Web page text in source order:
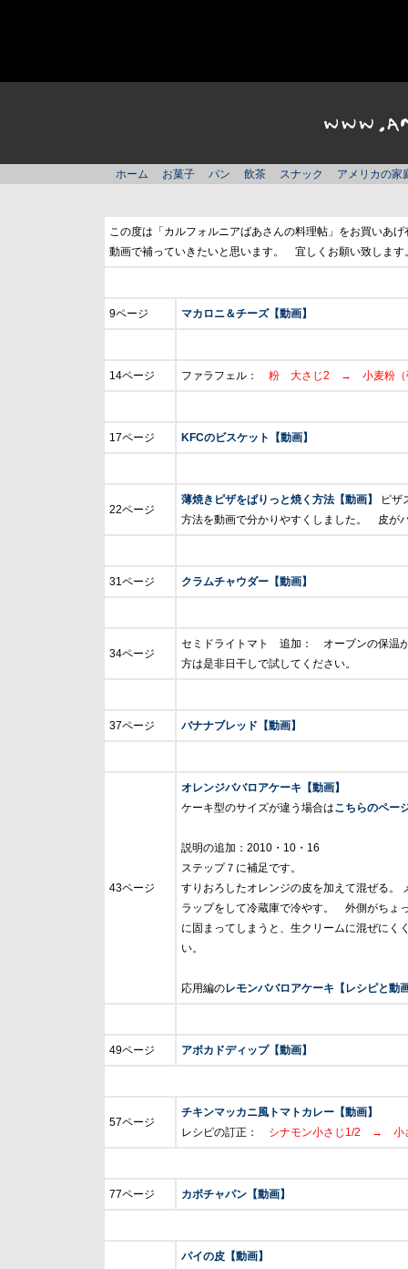
ホーム お菓子 パン 飲茶 スナック アメリカの家
この度は「カルフォルニアばあさんの料理帖」をお買いあ
動画で補っていきたいと思います。 宜しくお願い致します
9ページ マカロニ＆チーズ【動画】
14ページ ファラフェル： 粉 大さじ2 → 小麦粉（
17ページ KFCのビスケット【動画】
22ページ
薄焼きピザをぱりっと焼く方法【動画】
ピザ
方法を動画で分かりやすくしました。 皮が
31ページ クラムチャウダー【動画】
34ページ
セミドライトマト 追加： オーブンの保温
方は是非日干しで試してください。
37ページ バナナブレッド【動画】
43ページ
オレンジババロアケーキ【動画】
ケーキ型のサイズが違う場合はこちらのペー
説明の追加：2010・10・16
ステップ７に補足です。
すりおろしたオレンジの皮を加えて混ぜる。
ラップをして冷蔵庫で冷やす。 外側がち
に固まってしまうと、生クリームに混ぜにく
い。
応用編のレモンババロアケーキ【レシピと動
49ページ アボカドディップ【動画】
57ページ
チキンマッカニ風トマトカレー【動画】
レシピの訂正： シナモン小さじ1/2 → 小
77ページ カボチャパン【動画】
パイの皮【動画】